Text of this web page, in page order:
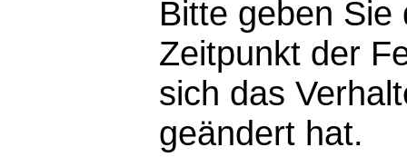
Bitte geben
Zeitpunkt der
sich das
geändert hat.